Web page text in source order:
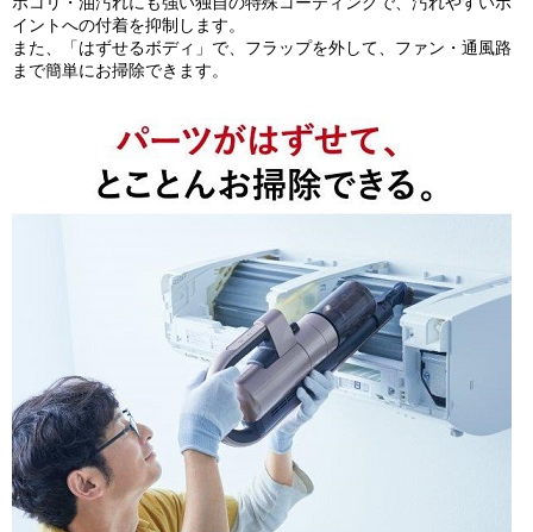
イントへの付着を抑制します。
また、「はずせるボディ」で、フラップを外して、ファン・通風路
まで簡単にお掃除できます。